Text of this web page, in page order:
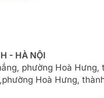
- HÀ NỘI
phường Hoà Hưng,
Hoà Hưng,